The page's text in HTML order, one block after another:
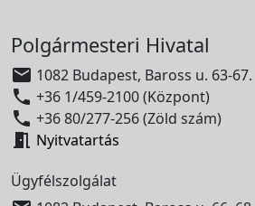
Polgármesteri Hivatal
 1082 Budapest, Baross u. 63-67.
 +36 1/459-2100 (Központ)
 +36 80/277-256 (Zöld szám)
 Nyitvatartás
Ügyfélszolgálat